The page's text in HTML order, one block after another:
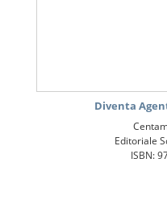
Diventa
Editoriale
ISBN: